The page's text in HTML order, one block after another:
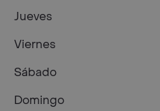
Jueves
Viernes
Sábado
Domingo